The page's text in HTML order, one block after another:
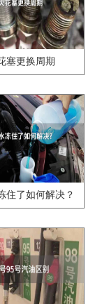
塞更换周期
住了如何解决？